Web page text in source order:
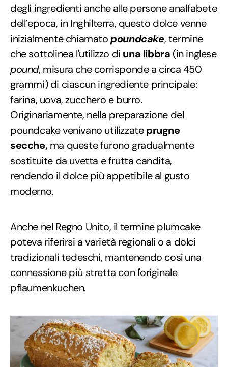
degli ingredienti anche alle persone analfabete
dell’epoca, in Inghilterra, questo dolce venne
inizialmente chiamato poundcake, termine
che sottolinea l'utilizzo di una libbra (in inglese
pound, misura che corrisponde a circa 450
grammi) di ciascun ingrediente principale:
farina, uova, zucchero e burro.
Originariamente, nella preparazione del
poundcake venivano utilizzateprugne
secche, ma queste furono gradualmente
sostituite da uvetta e frutta candita,
rendendo il dolce più appetibile al gusto
moderno.
Anche nel Regno Unito, il termine plumcake
poteva riferirsi a varietà regionali o a dolci
tradizionali tedeschi, mantenendo così una
connessione più stretta con l'originale
pflaumenkuchen.